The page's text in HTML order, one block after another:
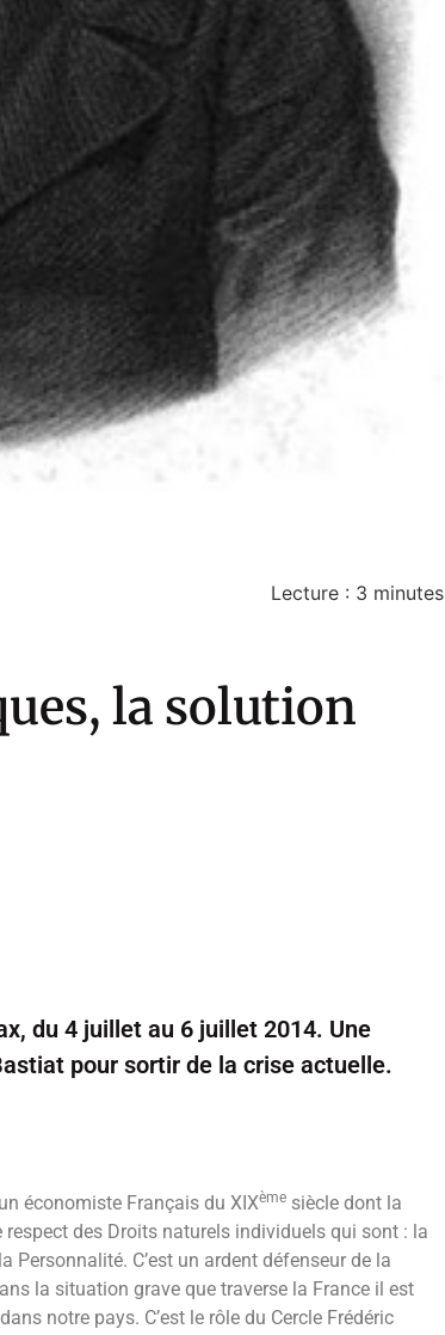
Lecture : 3 minutes
la solution
du 4 juillet au 6 juillet 2014. Une
pour sortir de la crise actuelle.
économiste Français du XIXème siècle dont la
respect des Droits naturels individuels qui sont : la
Personnalité. C’est un ardent défenseur de la
la situation grave que traverse la France il est
notre pays. C’est le rôle du Cercle Frédéric